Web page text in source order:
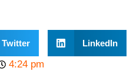
Twitter LinkedIn
4:24 pm